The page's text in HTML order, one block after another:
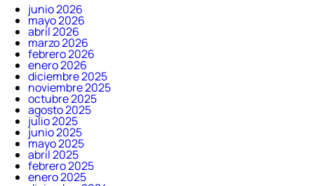
junio 2026
mayo 2026
abril 2026
marzo 2026
febrero 2026
enero 2026
diciembre 2025
noviembre 2025
octubre 2025
agosto 2025
julio 2025
junio 2025
mayo 2025
abril 2025
febrero 2025
enero 2025